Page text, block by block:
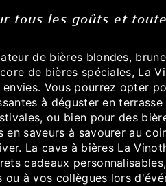
tous les goûts et
de bières blondes,
de bières spéciales, La
Vous pourrez opter
à déguster en
ou bien pour des
en saveurs à savourer au
La cave à bières La
cadeaux
à vos collègues lors